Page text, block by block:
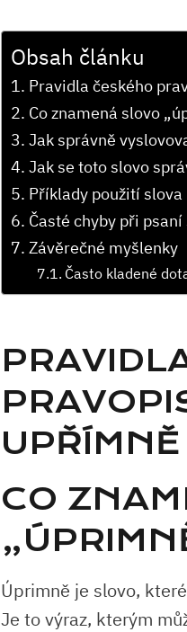
Obsah článku
Pravidla českého
Co znamená slovo
Jak správně
Jak se toto⁣ slovo
Příklady použití
Časté chyby při
Závěrečné myšlenky
Často kladené
CO
Úprimně je slovo,
Je to výraz, ⁤kterým